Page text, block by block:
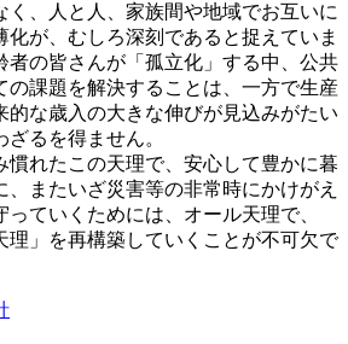
く、人と人、家族間や地域でお互いに
化が、むしろ深刻であると捉えていま
者の皆さんが「孤立化」する中、公共
の課題を解決することは、一方で生産
的な歳入の大きな伸びが見込みがたい
るを得ません。
慣れたこの天理で、安心して豊かに暮
、またいざ災害等の非常時にかけがえ
ていくためには、オール天理で、
理」を再構築していくことが不可欠で